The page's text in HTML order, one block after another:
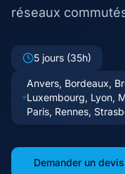
réseaux
5 jours (35h)
Anvers, Bordeaux,
Luxembourg, Lyon,
Paris, Rennes,
Demander un devis